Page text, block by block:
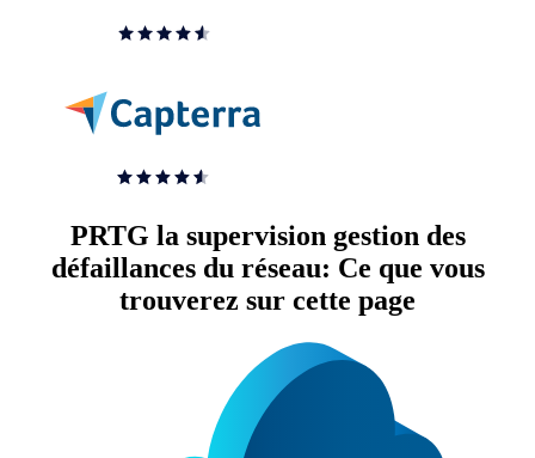
PRTG la supervision gestion des
défaillances du réseau: Ce que vous
trouverez sur cette page